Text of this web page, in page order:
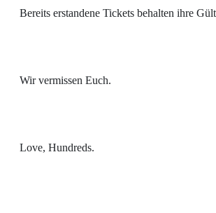
Bereits erstandene Tickets behalten ihre
Wir vermissen Euch.
Love, Hundreds.